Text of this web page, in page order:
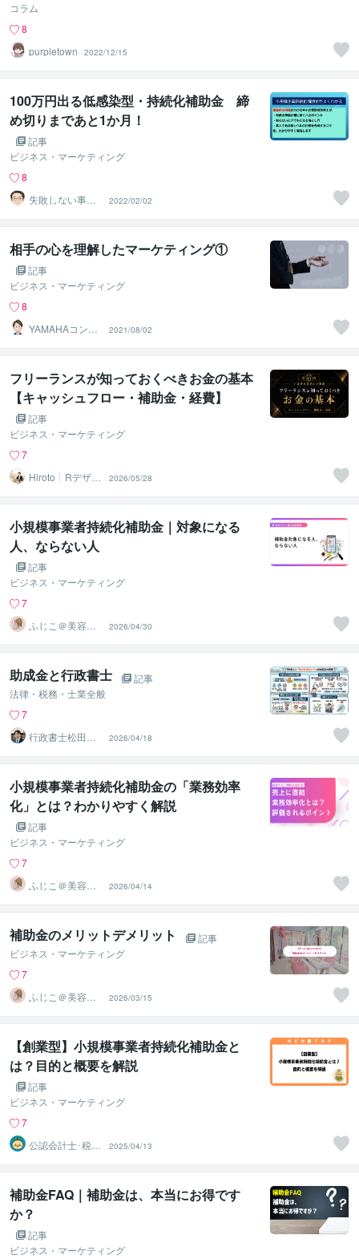
コラム
8
purpletown
2022/12/15
100万円出る低感染型・持続化補助金 締
め切りまであと1か月！
記事
ビジネス・マーケティング
8
失敗しない事業
計画相談室
2022/02/02
相手の心を理解したマーケティング①
記事
ビジネス・マーケティング
8
YAMAHAコンサ
ルティング
2021/08/02
フリーランスが知っておくべきお金の基本
【キャッシュフロー・補助金・経費】
記事
ビジネス・マーケティング
7
Hiroto┊Rデザイ
ンスタジオ
2026/05/28
小規模事業者持続化補助金｜対象になる
人、ならない人
記事
ビジネス・マーケティング
7
ふじこ＠美容サ
ロン補助金テン
プレ
2026/04/30
助成金と行政書士
記事
法律・税務・士業全般
7
行政書士松田実
事務所
2026/04/18
小規模事業者持続化補助金の「業務効率
化」とは？わかりやすく解説
記事
ビジネス・マーケティング
7
ふじこ＠美容サ
ロン補助金テン
プレ
2026/04/14
補助金のメリットデメリット
記事
ビジネス・マーケティング
7
ふじこ＠美容サ
ロン補助金テン
プレ
2026/03/15
【創業型】小規模事業者持続化補助金と
は？目的と概要を解説
記事
ビジネス・マーケティング
7
公認会計士･税理
士･行政書士 の
どか屋
2025/04/13
補助金FAQ｜補助金は、本当にお得です
か？
記事
ビジネス・マーケティング